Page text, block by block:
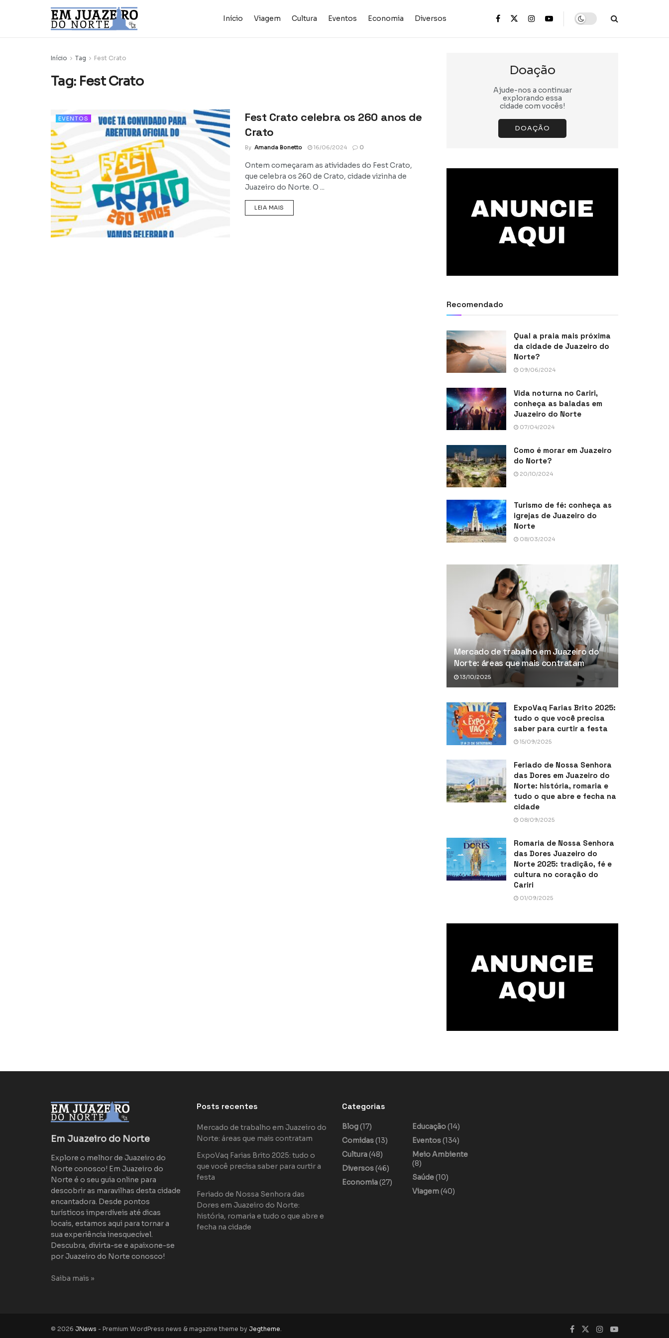
Início Viagem Cultura Eventos Economia Diversos
Início Tag Fest Crato
Tag: Fest Crato
EVENTOS
Fest Crato celebra os 260 anos de
Crato
By Amanda Bonetto 16/06/2024 0
Ontem começaram as atividades do Fest Crato,
que celebra os 260 de Crato, cidade vizinha de
Juazeiro do Norte. O ...
LEIA MAIS
Doação
Ajude-nos a continuar
explorando essa
cidade com vocês!
DOAÇÃO
Recomendado
Qual a praia mais próxima
da cidade de Juazeiro do
Norte?
09/06/2024
Vida noturna no Cariri,
conheça as baladas em
Juazeiro do Norte
07/04/2024
Como é morar em Juazeiro
do Norte?
20/10/2024
Turismo de fé: conheça as
igrejas de Juazeiro do
Norte
08/03/2024
Mercado de trabalho em Juazeiro do
Norte: áreas que mais contratam
13/10/2025
ExpoVaq Farias Brito 2025:
tudo o que você precisa
saber para curtir a festa
15/09/2025
Feriado de Nossa Senhora
das Dores em Juazeiro do
Norte: história, romaria e
tudo o que abre e fecha na
cidade
08/09/2025
Romaria de Nossa Senhora
das Dores Juazeiro do
Norte 2025: tradição, fé e
cultura no coração do
Cariri
01/09/2025
Em Juazeiro do Norte
Explore o melhor de Juazeiro do
Norte conosco! Em Juazeiro do
Norte é o seu guia online para
descobrir as maravilhas desta cidade
encantadora. Desde pontos
turísticos imperdíveis até dicas
locais, estamos aqui para tornar a
sua experiência inesquecível.
Descubra, divirta-se e apaixone-se
por Juazeiro do Norte conosco!
Saiba mais »
Posts recentes
Mercado de trabalho em Juazeiro do
Norte: áreas que mais contratam
ExpoVaq Farias Brito 2025: tudo o
que você precisa saber para curtir a
festa
Feriado de Nossa Senhora das
Dores em Juazeiro do Norte:
história, romaria e tudo o que abre e
fecha na cidade
Categorias
Blog(17)
Comidas(13)
Cultura(48)
Diversos(46)
Economia(27)
Educação(14)
Eventos(134)
Meio Ambiente
(8)
Saúde(10)
Viagem(40)
© 2026 JNews - Premium WordPress news & magazine theme by Jegtheme